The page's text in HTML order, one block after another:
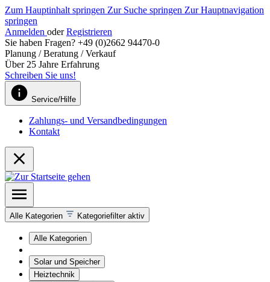
Zum Hauptinhalt springen Zur Suche springen Zur Hauptnavigation
springen
Anmelden oder Registrieren
Sie haben Fragen? +49 (0)2662 94470-0
Planung / Beratung / Verkauf
Über 25 Jahre Erfahrung
Schreiben Sie uns!
Service/Hilfe
Zahlungs- und Versandbedingungen
Kontakt
Alle Kategorien Kategoriefilter aktiv
Alle Kategorien
Solar und Speicher
Heiztechnik